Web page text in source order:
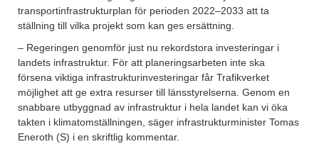
transportinfrastrukturplan för perioden 2022–2033 att ta
ställning till vilka projekt som kan ges ersättning.
– Regeringen genomför just nu rekordstora investeringar i
landets infrastruktur. För att planeringsarbeten inte ska
försena viktiga infrastrukturinvesteringar får Trafikverket
möjlighet att ge extra resurser till länsstyrelserna. Genom en
snabbare utbyggnad av infrastruktur i hela landet kan vi öka
takten i klimatomställningen, säger infrastrukturminister Tomas
Eneroth (S) i en skriftlig kommentar.